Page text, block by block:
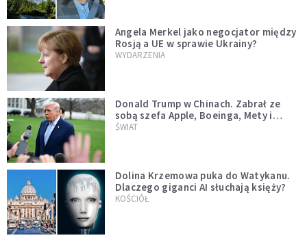
Angela Merkel jako negocjator między
Rosją a UE w sprawie Ukrainy?
WYDARZENIA
Donald Trump w Chinach. Zabrał ze
sobą szefa Apple, Boeinga, Mety i
Muska
ŚWIAT
Dolina Krzemowa puka do Watykanu.
Dlaczego giganci AI słuchają księży?
KOŚCIÓŁ